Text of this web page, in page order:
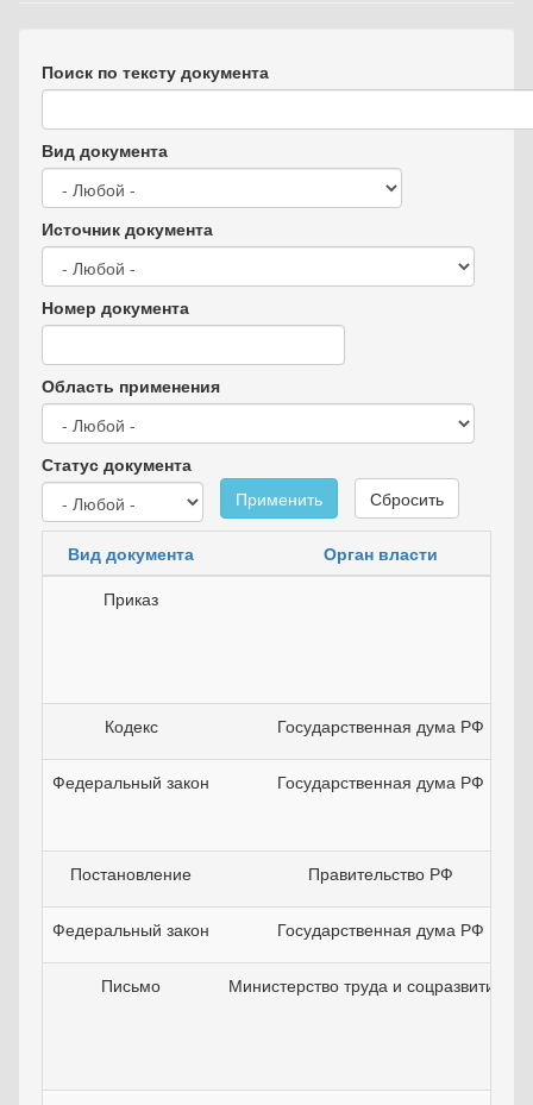
Поиск по тексту документа
Вид документа
Источник документа
Номер документа
Область применения
Статус документа
Применить
Сбросить
Вид документа
Орган власти
Приказ
Кодекс Государственная дума РФ
Федеральный закон Государственная дума РФ
Постановление Правительство РФ
Федеральный закон Государственная дума РФ
Письмо Министерство труда и соцразвития РФ